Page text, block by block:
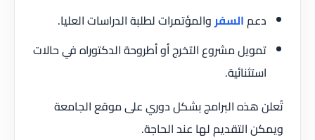
دعمالسفر والمؤتمرات لطلبة الدراسات العليا.
تمويل مشروع التخرج أو أطروحة الدكتوراه في حالات
استثنائية.
تُعلن هذه البرامج بشكل دوري على موقع الجامعة
ويمكن التقديم لها عند الحاجة.